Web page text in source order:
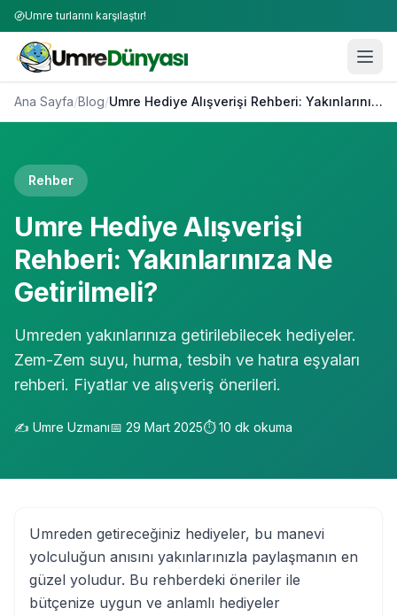
Umre turlarını karşılaştır!
Ana Sayfa/Blog/ Umre Hediye Alışverişi Rehberi: Yakınlarınıza Ne Getirilmeli?
Rehber
Umre Hediye Alışverişi
Rehberi: Yakınlarınıza Ne
Getirilmeli?
Umreden yakınlarınıza getirilebilecek hediyeler.
Zem-Zem suyu, hurma, tesbih ve hatıra eşyaları
rehberi. Fiyatlar ve alışveriş önerileri.
✍️ Umre Uzmanı📅 29 Mart 2025⏱️10 dk okuma
Umreden getireceğiniz hediyeler, bu manevi
yolculuğun anısını yakınlarınızla paylaşmanın en
güzel yoludur. Bu rehberdeki öneriler ile
bütçenize uygun ve anlamlı hediyeler